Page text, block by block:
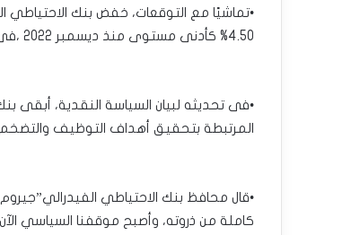
4.50% كأدنى مستوى منذ ديسمبر 2022 ،فى ثالث خفض فى أسعار الفائدة الأمريكية على التوالي.
•فى تحديثه لبيان السياسة النقدية، أبقى
المرتبطة بتحقيق أهداف التوظيف والتضخم
•قال محافظ بنك الاحتياطي
كاملة من ذروته، وأصبح موقفنا السياسي